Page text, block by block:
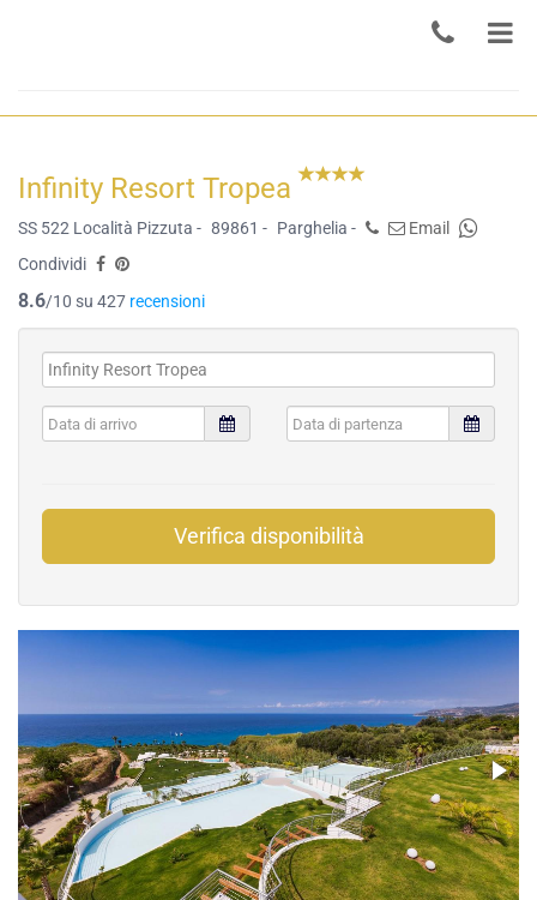
Infinity Resort Tropea
SS 522 Località Pizzuta - 89861 - Parghelia -
Email
Condividi
8.6/10 su 427 recensioni
Verifica disponibilità